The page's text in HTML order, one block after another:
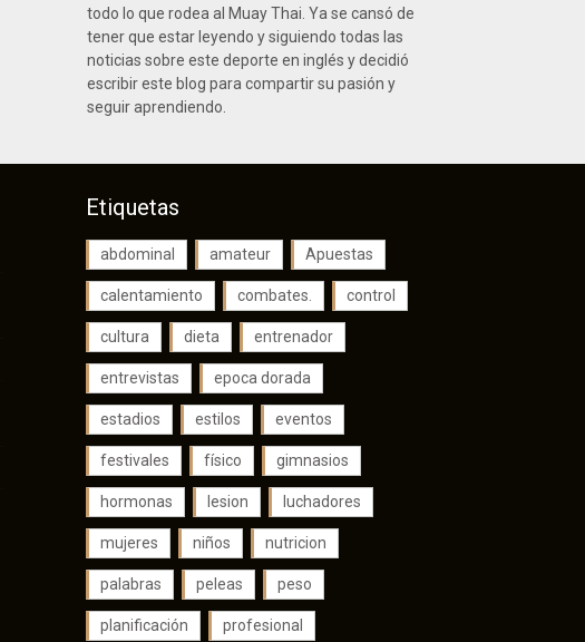
todo lo que rodea al Muay Thai. Ya se cansó de
tener que estar leyendo y siguiendo todas las
noticias sobre este deporte en inglés y decidió
escribir este blog para compartir su pasión y
seguir aprendiendo.
Etiquetas
abdominal amateur Apuestas
calentamiento combates. control
cultura dieta entrenador
entrevistas epoca dorada
estadios estilos eventos
festivales físico gimnasios
hormonas lesion luchadores
mujeres niños nutricion
palabras peleas peso
planificación profesional